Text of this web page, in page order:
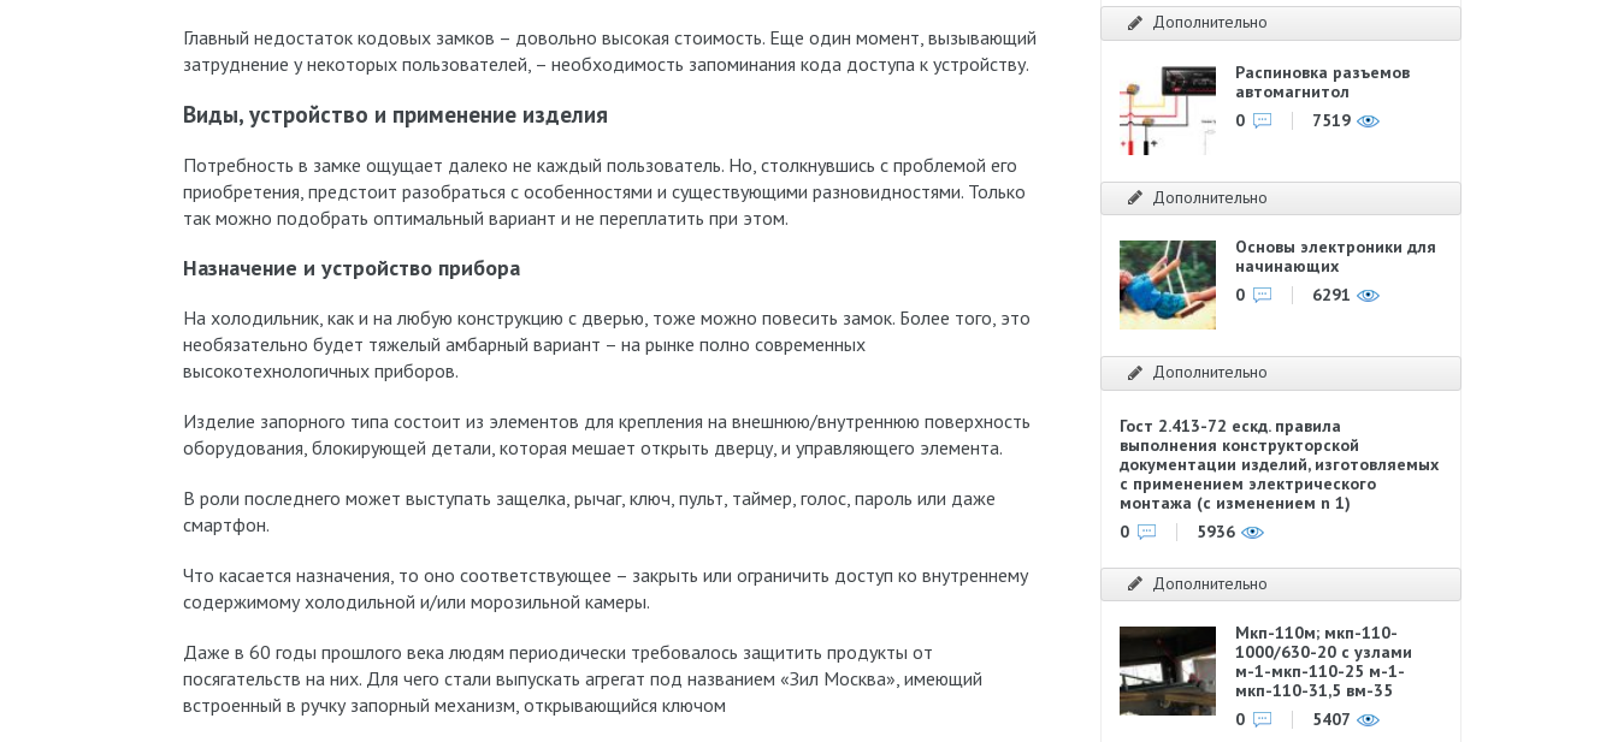
Главный недостаток кодовых замков – довольно высокая стоимость. Еще один момент, вызывающий
затруднение у некоторых пользователей, – необходимость запоминания кода доступа к устройству.
Виды, устройство и применение изделия
Потребность в замке ощущает далеко не каждый пользователь. Но, столкнувшись с проблемой его
приобретения, предстоит разобраться с особенностями и существующими разновидностями. Только
так можно подобрать оптимальный вариант и не переплатить при этом.
Назначение и устройство прибора
На холодильник, как и на любую конструкцию с дверью, тоже можно повесить замок. Более того, это
необязательно будет тяжелый амбарный вариант – на рынке полно современных
высокотехнологичных приборов.
Изделие запорного типа состоит из элементов для крепления на внешнюю/внутреннюю поверхность
оборудования, блокирующей детали, которая мешает открыть дверцу, и управляющего элемента.
В роли последнего может выступать защелка, рычаг, ключ, пульт, таймер, голос, пароль или даже
смартфон.
Что касается назначения, то оно соответствующее – закрыть или ограничить доступ ко внутреннему
содержимому холодильной и/или морозильной камеры.
Даже в 60 годы прошлого века людям периодически требовалось защитить продукты от
посягательств на них. Для чего стали выпускать агрегат под названием «Зил Москва», имеющий
встроенный в ручку запорный механизм, открывающийся ключом
Дополнительно
Распиновка разъемов
автомагнитол
0
7519
Дополнительно
Основы электроники для
начинающих
0
6291
Дополнительно
Гост 2.413-72 ескд. правила
выполнения конструкторской
документации изделий, изготовляемых
с применением электрического
монтажа (с изменением n 1)
0
5936
Дополнительно
Мкп-110м; мкп-110-
1000/630-20 с узлами
м-1-мкп-110-25 м-1-
мкп-110-31,5 вм-35
0
5407